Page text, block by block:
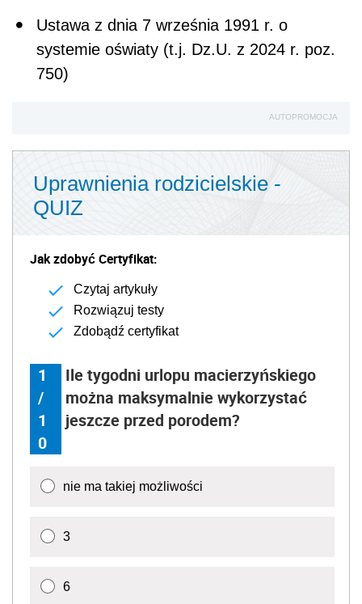
Ustawa z dnia 7 września 1991 r. o
systemie oświaty (t.j. Dz.U. z 2024 r. poz.
750)
AUTOPROMOCJA
Uprawnienia rodzicielskie -
QUIZ
Jak zdobyć Certyfikat:
Czytaj artykuły
Rozwiązuj testy
Zdobądź certyfikat
1
/
1
0
Ile tygodni urlopu macierzyńskiego
można maksymalnie wykorzystać
jeszcze przed porodem?
nie ma takiej możliwości
3
6